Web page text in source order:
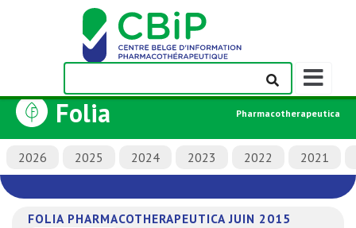
Afficher/
la
de
navigation
Folia Pharmacotherapeutica
2026 2025 2024 2023 2022 2021
FOLIA PHARMACOTHERAPEUTICA JUIN 2015